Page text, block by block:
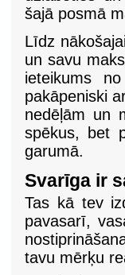
šajā posmā
Līdz
un savu
ieteikums
pakāpeniski
nedēļām un
spēkus, bet
garumā.
Svarīga ir
Tas kā tev
pavasarī,
tavu mērķu